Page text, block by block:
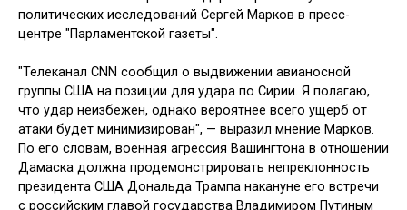
политическ­их исследований Сергей Марков в пресс-
центре "Парламентской газеты".
"Телеканал CNN сообщил о выдвижении авианосной
группы США на позиции для удара по Сирии. Я полагаю,
что удар неизбежен, однако вероятнее всего ущерб от
атаки будет минимизирован", — выразил мнение Марков.
По его словам, военная агрессия Вашингтона в отношении
Дамаска должна продемонстрировать непреклонность
президента США Дональда Трампа накануне его встречи
с российским главой государства Владимиром Путиным